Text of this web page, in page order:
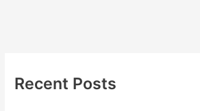
Recent Posts